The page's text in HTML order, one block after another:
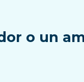
o un